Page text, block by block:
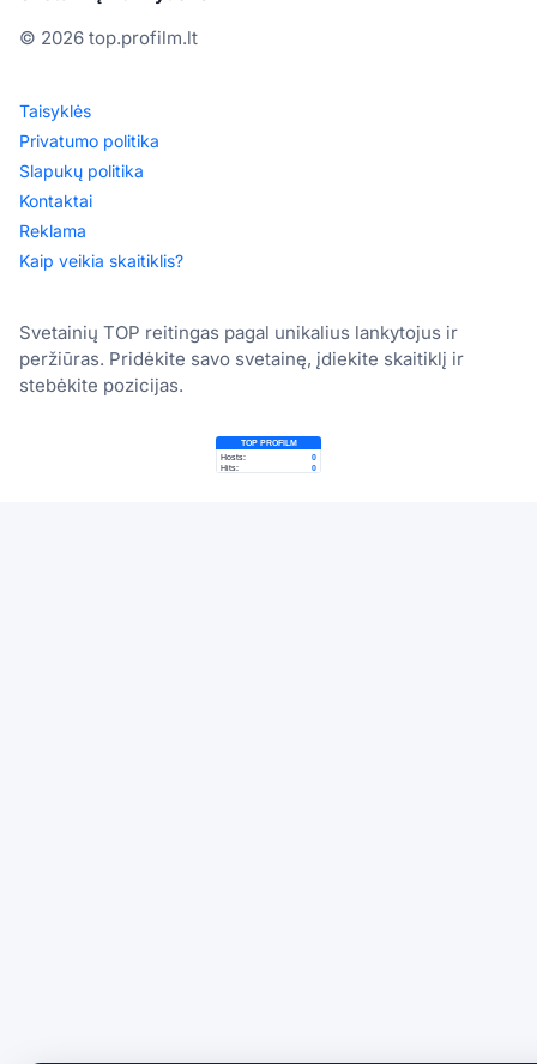
© 2026 top.profilm.lt
Taisyklės
Privatumo politika
Slapukų politika
Kontaktai
Reklama
Kaip veikia skaitiklis?
Svetainių TOP reitingas pagal unikalius lankytojus ir
peržiūras. Pridėkite savo svetainę, įdiekite skaitiklį ir
stebėkite pozicijas.